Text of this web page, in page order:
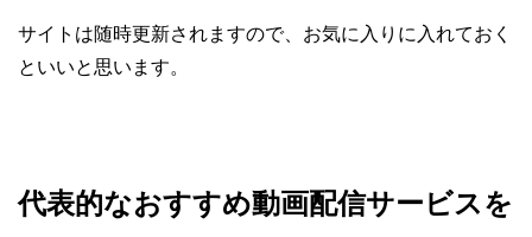
サイトは随時更新されますので、お気に入りに入れておく
といいと思います。
代表的なおすすめ動画配信サービスを